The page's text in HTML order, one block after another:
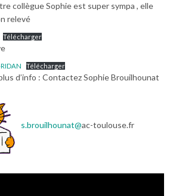
collègue Sophie est super sympa , elle
relevé
Télécharger
Télécharger
d’info : Contactez Sophie Brouilhounat
s.brouilhounat@ac-toulouse.fr